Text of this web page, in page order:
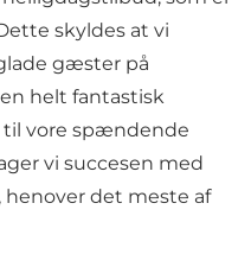
skyldes at vi
gæster på
helt fantastisk
til vore spændende
vi succesen med
det meste af